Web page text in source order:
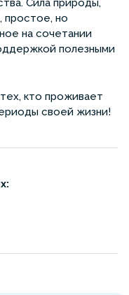
Сила природы,
простое, но
на сочетании
полезными
кто проживает
своей жизни!